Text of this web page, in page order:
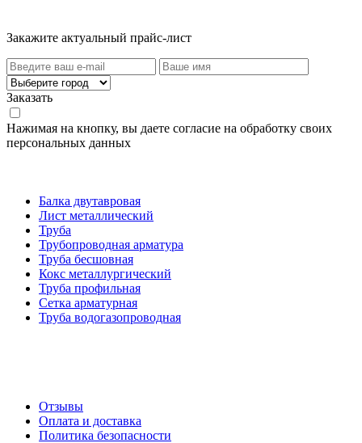
Закажите актуальный прайс-лист
Заказать
Нажимая на кнопку, вы даете согласие на обработку своих
персональных данных
Балка двутавровая
Лист металлический
Труба
Трубопроводная арматура
Труба бесшовная
Кокс металлургический
Труба профильная
Cетка арматурная
Труба водогазопроводная
Отзывы
Оплата и доставка
Политика безопасности